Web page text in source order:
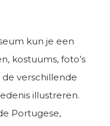
kun je een
kostuums, foto’s
verschillende
illustreren.
Portugese,